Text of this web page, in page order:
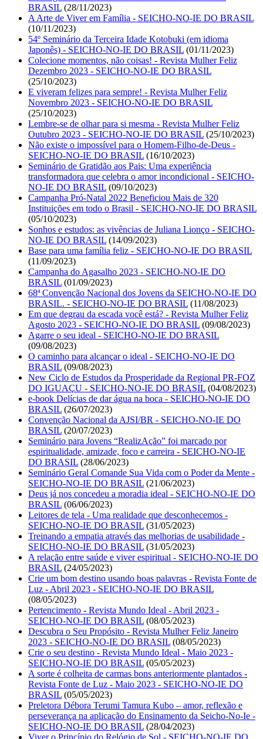
BRASIL (28/11/2023)
A Arte de Viver em Família - SEICHO-NO-IE DO BRASIL
(10/11/2023)
54º Seminário da Terceira Idade Kotobuki (em idioma
Japonês) - SEICHO-NO-IE DO BRASIL (01/11/2023)
Colecione momentos, não coisas! - Revista Mulher Feliz
Dezembro 2023 - SEICHO-NO-IE DO BRASIL
(25/10/2023)
E viveram felizes para sempre! - Revista Mulher Feliz
Novembro 2023 - SEICHO-NO-IE DO BRASIL
(25/10/2023)
Lembre-se de olhar para si mesma - Revista Mulher Feliz
Outubro 2023 - SEICHO-NO-IE DO BRASIL (25/10/2023)
Não existe o impossível para o Homem-Filho-de-Deus -
SEICHO-NO-IE DO BRASIL (16/10/2023)
Seminário de Gratidão aos Pais: Uma experiência
transformadora que celebra o amor incondicional - SEICHO-
NO-IE DO BRASIL (09/10/2023)
Campanha Pró-Natal 2022 Beneficiou Mais de 320
Instituições em todo o Brasil - SEICHO-NO-IE DO BRASIL
(05/10/2023)
Sonhos e estudos: as vivências de Juliana Lionço - SEICHO-
NO-IE DO BRASIL (14/09/2023)
Base para uma família feliz - SEICHO-NO-IE DO BRASIL
(11/09/2023)
Campanha do Agasalho 2023 - SEICHO-NO-IE DO
BRASIL (01/09/2023)
68ª Convenção Nacional dos Jovens da SEICHO-NO-IE DO
BRASIL. - SEICHO-NO-IE DO BRASIL (11/08/2023)
Em que degrau da escada você está? - Revista Mulher Feliz
Agosto 2023 - SEICHO-NO-IE DO BRASIL (09/08/2023)
Agarre o seu ideal - SEICHO-NO-IE DO BRASIL
(09/08/2023)
O caminho para alcançar o ideal - SEICHO-NO-IE DO
BRASIL (09/08/2023)
New Ciclo de Estudos da Prosperidade da Regional PR-FOZ
DO IGUAÇU - SEICHO-NO-IE DO BRASIL (04/08/2023)
e-book Delícias de dar água na boca - SEICHO-NO-IE DO
BRASIL (26/07/2023)
Convenção Nacional da AJSI/BR - SEICHO-NO-IE DO
BRASIL (20/07/2023)
Seminário para Jovens “RealizAção” foi marcado por
espiritualidade, amizade, foco e carreira - SEICHO-NO-IE
DO BRASIL (28/06/2023)
Seminário Geral Comande Sua Vida com o Poder da Mente -
SEICHO-NO-IE DO BRASIL (21/06/2023)
Deus já nos concedeu a moradia ideal - SEICHO-NO-IE DO
BRASIL (06/06/2023)
Leitores de tela - Uma realidade que desconhecemos -
SEICHO-NO-IE DO BRASIL (31/05/2023)
Treinando a empatia através das melhorias de usabilidade -
SEICHO-NO-IE DO BRASIL (31/05/2023)
A relação entre saúde e viver espiritual - SEICHO-NO-IE DO
BRASIL (24/05/2023)
Crie um bom destino usando boas palavras - Revista Fonte de
Luz - Abril 2023 - SEICHO-NO-IE DO BRASIL
(08/05/2023)
Pertencimento - Revista Mundo Ideal - Abril 2023 -
SEICHO-NO-IE DO BRASIL (08/05/2023)
Descubra o Seu Propósito - Revista Mulher Feliz Janeiro
2023 - SEICHO-NO-IE DO BRASIL (08/05/2023)
Crie o seu destino - Revista Mundo Ideal - Maio 2023 -
SEICHO-NO-IE DO BRASIL (05/05/2023)
A sorte é colheita de carmas bons anteriormente plantados -
Revista Fonte de Luz - Maio 2023 - SEICHO-NO-IE DO
BRASIL (05/05/2023)
Preletora Débora Terumi Tamura Kubo – amor, reflexão e
perseverança na aplicação do Ensinamento da Seicho-No-Ie -
SEICHO-NO-IE DO BRASIL (28/04/2023)
Viver o Princípio do Relógio de Sol - SEICHO-NO-IE DO